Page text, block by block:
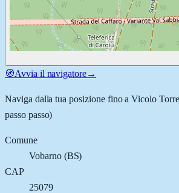
🧭Avvia il navigatore→
Naviga dalla tua posizione fino aVicolo Torre
passo passo)
Comune
Vobarno(BS)
CAP
25079